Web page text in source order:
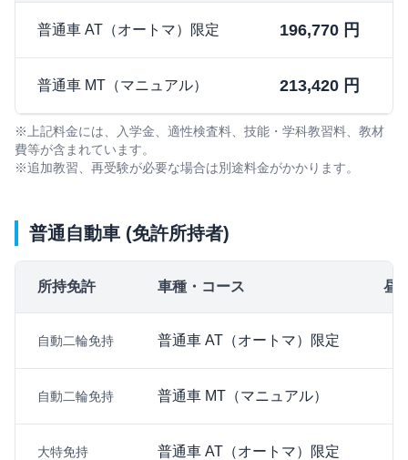
普通車 AT（オートマ）限定 196,770 円
普通車 MT（マニュアル） 213,420 円
※上記料金には、入学金、適性検査料、技能・学科教習料、教材
費等が含まれています。
※追加教習、再受験が必要な場合は別途料金がかかります。
普通自動車 (免許所持者)
所持免許 車種・コース 昼
自動二輪免持 普通車 AT（オートマ）限定
自動二輪免持 普通車 MT（マニュアル）
大特免持 普通車 AT（オートマ）限定